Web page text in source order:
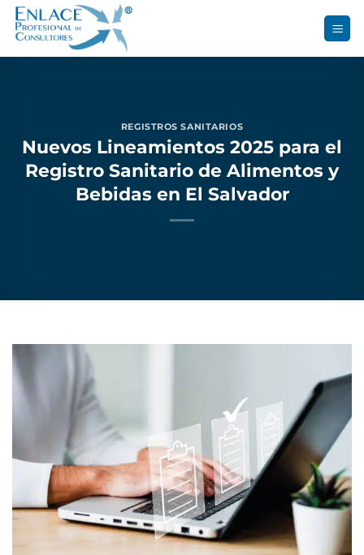
Saltar
REGISTROS SANITARIOS
Nuevos Lineamientos 2025 para el
Registro Sanitario de Alimentos y
Bebidas en El Salvador